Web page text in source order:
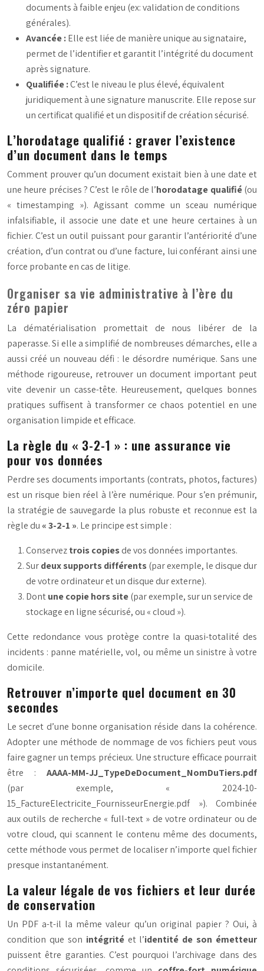
documents à faible enjeu (ex: validation de conditions
générales).
Avancée :Elle est liée de manière unique au signataire,
permet de l’identifier et garantit l’intégrité du document
après signature.
Qualifiée :C’est le niveau le plus élevé, équivalent
juridiquement à une signature manuscrite. Elle repose sur
un certificat qualifié et un dispositif de création sécurisé.
L’horodatage qualifié : graver l’existence
d’un document dans le temps
Comment prouver qu’un document existait bien à une date et
une heure précises ? C’est le rôle de l’horodatage qualifié(ou
« timestamping »). Agissant comme un sceau numérique
infalsifiable, il associe une date et une heure certaines à un
fichier. C’est un outil puissant pour garantir l’antériorité d’une
création, d’un contrat ou d’une facture, lui conférant ainsi une
force probante en cas de litige.
Organiser sa vie administrative à l’ère du
zéro papier
La dématérialisation promettait de nous libérer de la
paperasse. Si elle a simplifié de nombreuses démarches, elle a
aussi créé un nouveau défi : le désordre numérique. Sans une
méthode rigoureuse, retrouver un document important peut
vite devenir un casse-tête. Heureusement, quelques bonnes
pratiques suffisent à transformer ce chaos potentiel en une
organisation limpide et efficace.
La règle du « 3-2-1 » : une assurance vie
pour vos données
Perdre ses documents importants (contrats, photos, factures)
est un risque bien réel à l’ère numérique. Pour s’en prémunir,
la stratégie de sauvegarde la plus robuste et reconnue est la
règle du « 3-2-1 ». Le principe est simple :
Conserveztrois copiesde vos données importantes.
Surdeux supports différents(par exemple, le disque dur
de votre ordinateur et un disque dur externe).
Dontune copie hors site(par exemple, sur un service de
stockage en ligne sécurisé, ou « cloud »).
Cette redondance vous protège contre la quasi-totalité des
incidents : panne matérielle, vol, ou même un sinistre à votre
domicile.
Retrouver n’importe quel document en 30
secondes
Le secret d’une bonne organisation réside dans la cohérence.
Adopter une méthode de nommage de vos fichiers peut vous
faire gagner un temps précieux. Une structure efficace pourrait
être : AAAA-MM-JJ_TypeDeDocument_NomDuTiers.pdf
(par exemple, « 2024-10-
15_FactureElectricite_FournisseurEnergie.pdf »). Combinée
aux outils de recherche « full-text » de votre ordinateur ou de
votre cloud, qui scannent le contenu même des documents,
cette méthode vous permet de localiser n’importe quel fichier
presque instantanément.
La valeur légale de vos fichiers et leur durée
de conservation
Un PDF a-t-il la même valeur qu’un original papier ? Oui, à
condition que son intégritéet l’identité de son émetteur
puissent être garanties. C’est pourquoi l’archivage dans des